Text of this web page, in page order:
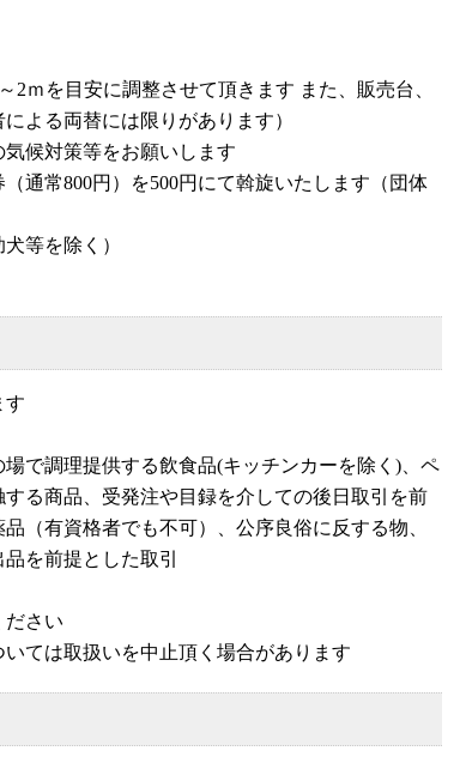
ｍを目安に調整させて頂きます また、販売台、
よる両替には限りがあります）
候対策等をお願いします
通常800円）を500円にて斡旋いたします（団体
等を除く）
す
で調理提供する飲食品(キッチンカーを除く)、ペ
る商品、受発注や目録を介しての後日取引を前
（有資格者でも不可）、公序良俗に反する物、
を前提とした取引
さい
ては取扱いを中止頂く場合があります